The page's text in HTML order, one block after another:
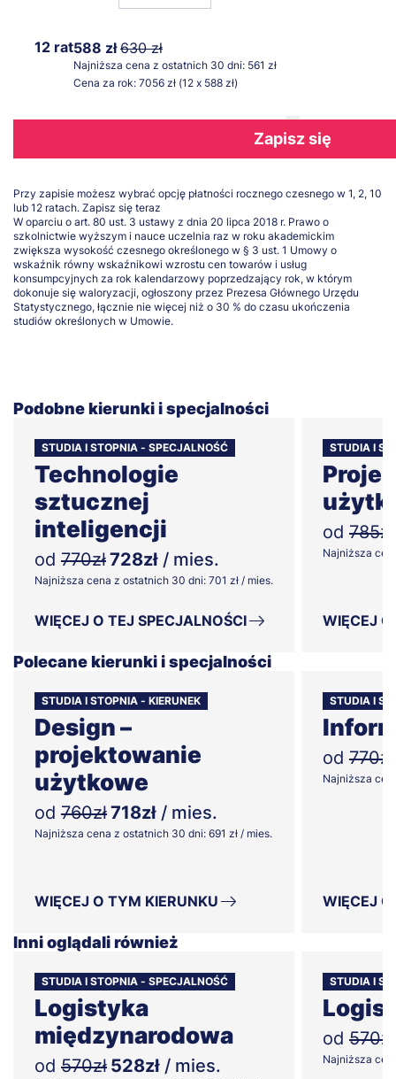
12 rat588 zł630 zł
Najniższa cena z ostatnich 30 dni: 561 zł
Cena za rok: 7056 zł (12 x 588 zł)
Zapisz się
Przy zapisie możesz wybrać opcję płatności rocznego czesnego w 1, 2, 10
lub 12 ratach. Zapisz się teraz
W oparciu o art. 80 ust. 3 ustawy z dnia 20 lipca 2018 r. Prawo o
szkolnictwie wyższym i nauce uczelnia raz w roku akademickim
zwiększa wysokość czesnego określonego w § 3 ust. 1 Umowy o
wskaźnik równy wskaźnikowi wzrostu cen towarów i usług
konsumpcyjnych za rok kalendarzowy poprzedzający rok, w którym
dokonuje się waloryzacji, ogłoszony przez Prezesa Głównego Urzędu
Statystycznego, łącznie nie więcej niż o 30 % do czasu ukończenia
studiów określonych w Umowie.
Podobne kierunki i specjalności
STUDIA I STOPNIA - SPECJALNOŚĆ
Technologie
sztucznej
inteligencji
od 770zł728zł / mies.
Najniższa cena z ostatnich 30 dni: 701 zł / mies.
WIĘCEJ O TEJ SPECJALNOŚCI
STUDIA I
od 785zł
Najniższa
WIĘCEJ
Polecane kierunki i specjalności
STUDIA I STOPNIA - KIERUNEK
Design –
projektowanie
użytkowe
od 760zł718zł / mies.
Najniższa cena z ostatnich 30 dni: 691 zł / mies.
WIĘCEJ O TYM KIERUNKU
STUDIA I
od 770zł
Najniższa
WIĘCEJ
Inni oglądali również
STUDIA I STOPNIA - SPECJALNOŚĆ
Logistyka
międzynarodowa
od 570zł 528zł / mies.
STUDIA I
od 570zł
Najniższa